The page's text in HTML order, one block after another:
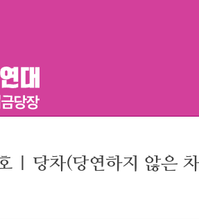
| 당차(당연하지 않은